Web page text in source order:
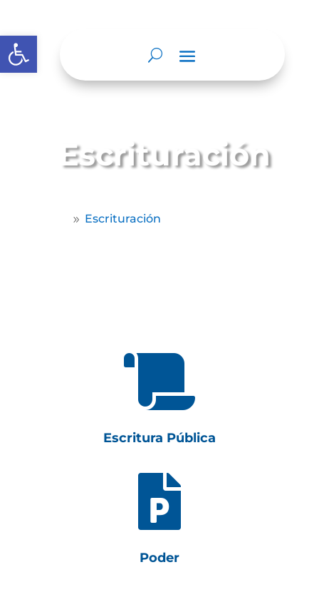
Abrir barra de herramientas
Escrituración
9 Escrituración

Escritura Pública

Poder